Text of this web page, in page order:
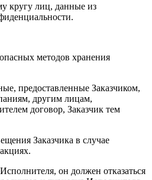
кругу лиц, данные из
методов хранения
предоставленные Заказчиком,
другим лицам,
договор, Заказчик тем
Заказчика в случае
он должен отказаться